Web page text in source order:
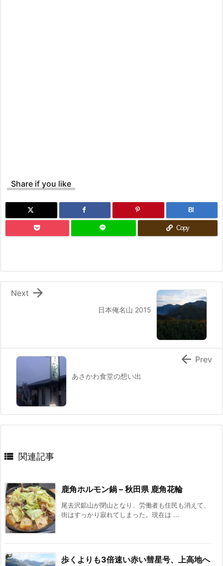
Share if you like
B!
Copy
日本俺名山 2015

Next
あさかわ食堂の想い出
 Prev
 関連記事
鹿角ホルモン鍋 – 秋田県 鹿角花輪
尾去沢鉱山が閉山となり、労働者も住民も消えて、
街はすっかり寂れてしまった。現在は ...
歩くよりも3倍速い赤い彗星号、上高地へ